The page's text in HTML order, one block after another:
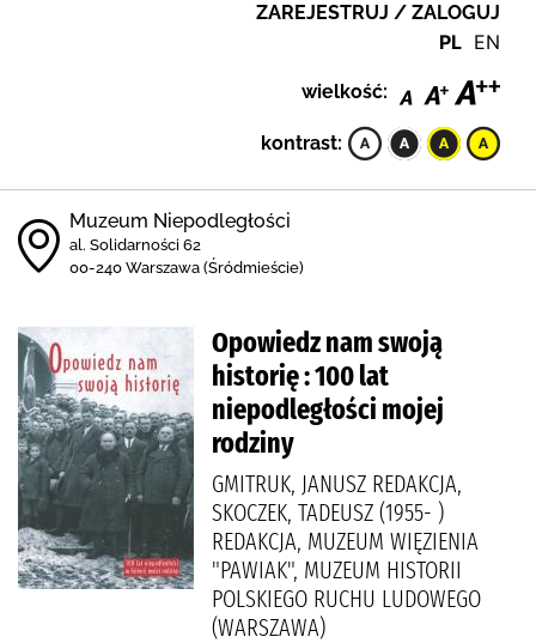
ZAREJESTRUJ / ZALOGUJ
PL EN
wielkość:
kontrast:
Muzeum Niepodległości
al. Solidarności 62
00-240 Warszawa (Śródmieście)
Opowiedz nam swoją
historię : 100 lat
niepodległości mojej
rodziny
GMITRUK, JANUSZ REDAKCJA,
SKOCZEK, TADEUSZ (1955- )
REDAKCJA, MUZEUM WIĘZIENIA
"PAWIAK", MUZEUM HISTORII
POLSKIEGO RUCHU LUDOWEGO
(WARSZAWA)